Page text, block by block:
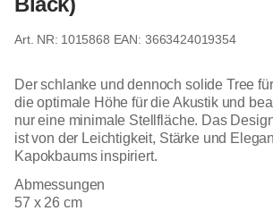
1015868 EAN: 3663424019354
Der schlanke und dennoch solide Tree
die optimale Höhe für die Akustik und
nur eine minimale Stellfläche. Das
ist von der Leichtigkeit, Stärke und
Kapokbaums inspiriert.
Abmessungen
57 x 26 cm